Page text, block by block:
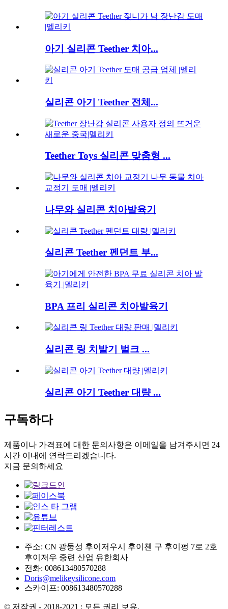
아기 실리콘 Teether 치아...
실리콘 아기 Teether 전체...
Teether Toys 실리콘 맞춤형 ...
나무와 실리콘 치아발육기
실리콘 Teether 펜던트 부...
BPA 프리 실리콘 치아발육기
실리콘 링 치발기 벌크 ...
실리콘 아기 Teether 대량 ...
구독하다
제품이나 가격표에 대한 문의사항은 이메일을 남겨주시면 24
시간 이내에 연락드리겠습니다.
지금 문의하세요
주소: CN 광둥성 후이저우시 후이첸 구 후이펑 7로 2호
후이저우 중련 산업 유한회사
전화: 008613480570288
Doris@melikeysilicone.com
스카이프: 008613480570288
© 저작권 - 2018-2021 : 모든 권리 보유.